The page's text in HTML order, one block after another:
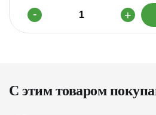
С этим товаром